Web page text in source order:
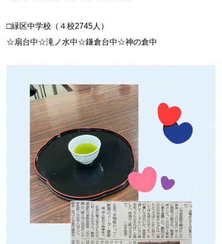
□緑区中学校（４校2745人）
☆扇台中☆滝ノ水中☆鎌倉台中☆神の倉中